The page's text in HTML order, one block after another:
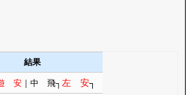
結果
安｜中 飛┐ 左 安┐